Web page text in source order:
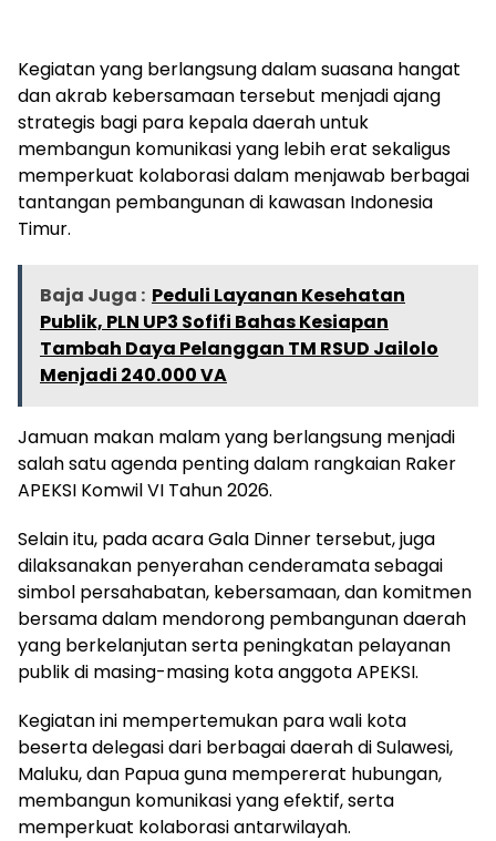
Kegiatan yang berlangsung dalam suasana hangat
dan akrab kebersamaan tersebut menjadi ajang
strategis bagi para kepala daerah untuk
membangun komunikasi yang lebih erat sekaligus
memperkuat kolaborasi dalam menjawab berbagai
tantangan pembangunan di kawasan Indonesia
Timur.
Baja Juga : Peduli Layanan Kesehatan
Publik, PLN UP3 Sofifi Bahas Kesiapan
Tambah Daya Pelanggan TM RSUD Jailolo
Menjadi 240.000 VA
Jamuan makan malam yang berlangsung menjadi
salah satu agenda penting dalam rangkaian Raker
APEKSI Komwil VI Tahun 2026.
Selain itu, pada acara Gala Dinner tersebut, juga
dilaksanakan penyerahan cenderamata sebagai
simbol persahabatan, kebersamaan, dan komitmen
bersama dalam mendorong pembangunan daerah
yang berkelanjutan serta peningkatan pelayanan
publik di masing-masing kota anggota APEKSI.
Kegiatan ini mempertemukan para wali kota
beserta delegasi dari berbagai daerah di Sulawesi,
Maluku, dan Papua guna mempererat hubungan,
membangun komunikasi yang efektif, serta
memperkuat kolaborasi antarwilayah.